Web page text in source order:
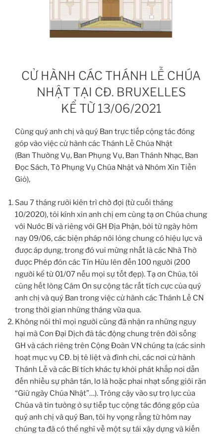
CỬ HÀNH CÁC THÁNH LỄ CHÚA
NHẬT TẠI CĐ. BRUXELLES
KỂ TỪ 13/06/2021
Cùng quý anh chị và quý Ban trực tiếp cộng tác đóng
góp vào việc cử hành các Thánh Lễ Chúa Nhật
(Ban Thường Vụ, Ban Phụng Vụ, Ban Thánh Nhạc, Ban
Đọc Sách, Tờ Phụng Vụ Chúa Nhật và Nhóm Xin Tiền
Giỏ),
Sau 7 tháng rưỡi kiên trì chờ đợi (từ cuối tháng
10/2020), tôi kính xin anh chị em cùng tạ ơn Chúa chung
với Nước Bỉ và riêng với GH Địa Phận, bởi từ ngày hôm
nay 09/06, các biện pháp nới lỏng chung có hiệu lực và
được áp dụng, trong đó vui mừng nhất là các Nhà Thờ
được Phép đón các Tín Hữu lên đến 100 người (200
người kể từ 01/07 nếu mọi sự tốt đẹp). Tạ ơn Chúa, tôi
cũng hết lòng Cám Ơn sự cộng tác rất tích cực của quý
anh chị và quý Ban trong việc cử hành các Thánh Lễ CN
trong thời gian những tháng vừa qua.
Không nói thì mọi người cũng đã nhận ra những nguy
hại mà Cơn Đại Dịch đã tác động chung trên đời sống
GH và cách riêng trên Cộng Đoàn VN chúng ta (các sinh
hoạt mục vụ CĐ. bị tê liệt và đình chỉ, các nơi cử hành
Thánh Lễ và các Bí tích khác tự khởi phát khắp nơi dẫn
đến nhiều sự phân tán, lơ là hoặc phai nhạt sống giới răn
“Giữ ngày Chúa Nhật”…). Trông cậy vào sự trợ lực của
Chúa và tin tưởng ở sự tiếp tục cộng tác đóng góp của
quý anh chị và quý Ban, tôi hy vọng rằng từ hôm nay
chúng ta đã có thể nghĩ về một sự tái xậy dựng và kiến